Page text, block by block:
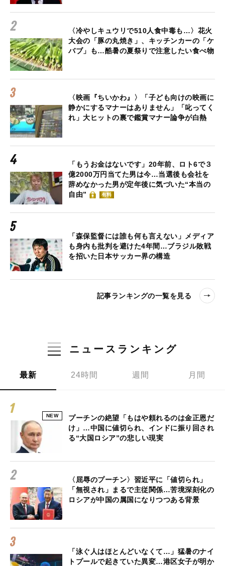
〈冷やしキュウリで510人食中毒も…〉花火
大会の「豚の丸焼き」、キッチンカーの「ケ
バブ」も…酷暑の夏祭りで注意したい食べ物
〈映画『ちいかわ』〉「子ども向けの映画に
静かにするマナーはありません」「叱ってく
れ」大ヒットの裏で鑑賞マナー論争が白熱
「もうお金はないです」20年前、ロト6で３
億2000万円当てた男は今…当選後も会社を
辞めなかった男が定年後に気づいた“本当の
自由”
有料
「森保監督には誰も何も言えない」メディア
も身内も批判を避けた4年間…ブラジル敗戦
を招いた日本サッカー界の構造
記事ランキングの一覧を見る
ニュースランキング
最新 24時間 週間 月間
NEW
プーチンの絶望「もはや頼れるのは金正恩だ
け」…中国に値切られ、インドに振り回され
る“大国ロシア”の悲しい現実
〈屈辱のプーチン〉習近平に「値切られ」
「無視され」まるで主従関係…苦境深刻化の
ロシアが中国の属国になりつつある背景
「泳ぐ人はほとんどいなくて…」猛暑のナイ
トプールで起きていた異変…港区女子が明か